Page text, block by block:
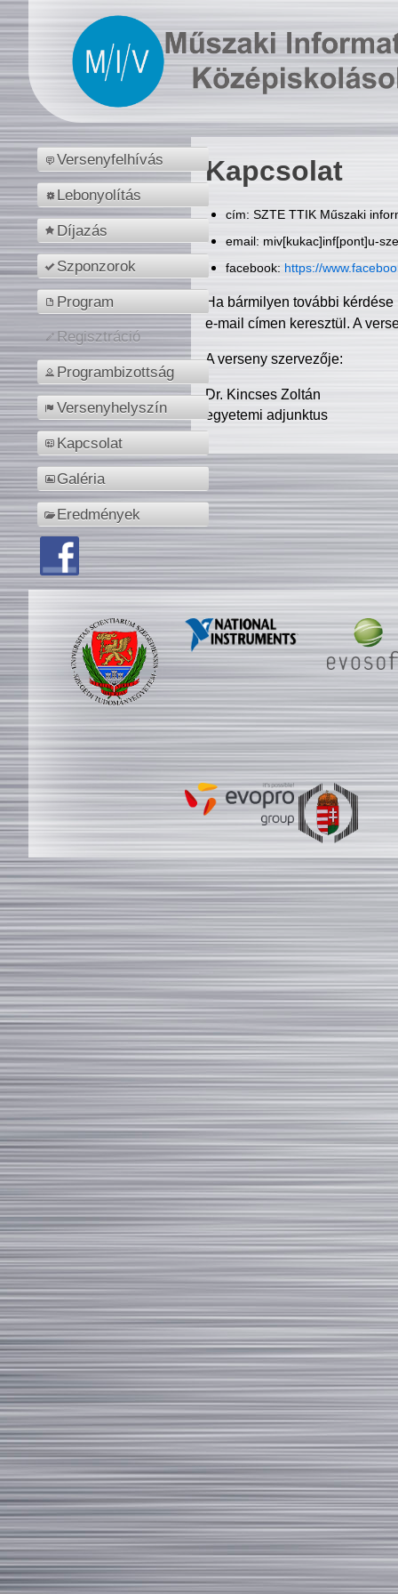
Versenyfelhívás
Lebonyolítás
Díjazás
Szponzorok
Program
Regisztráció
Programbizottság
Versenyhelyszín
Kapcsolat
Galéria
Eredmények
Kapcsolat
cím: SZTE TTIK Műszaki
email: miv[kukac]inf[pont]u-
facebook: https://
Ha bármilyen további
e-mail címen keresztül. A
A verseny szervezője:
Dr. Kincses Zoltán
egyetemi adjunktus